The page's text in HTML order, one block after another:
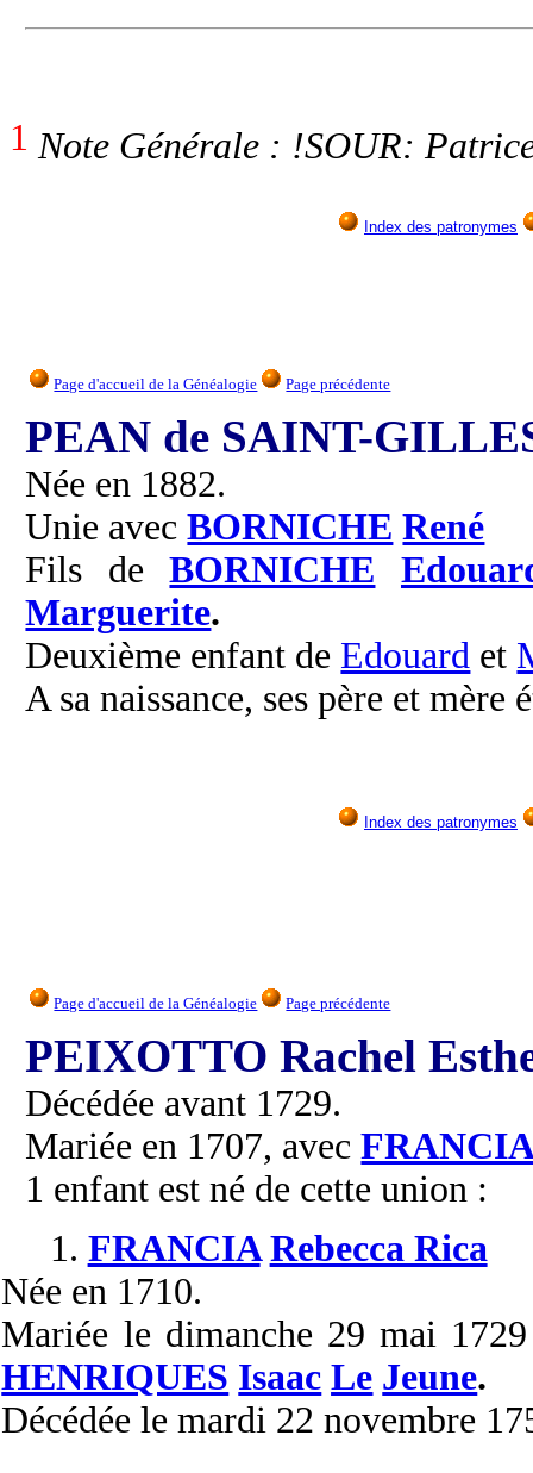
1 Note Générale : !SOUR:
Index des patronymes
Page d'accueil de la Généalogie Page précédente
PEAN de SAINT-
Née en 1882.
Unie avecBORNICHE René
Fils deBORNICHE
Marguerite.
Deuxième enfant de Edouard et
A sa naissance, ses père et mère
Index des patronymes
Page d'accueil de la Généalogie Page précédente
PEIXOTTO Rachel
Décédée avant 1729.
Mariée en 1707, avecFRANCIA
1 enfant est né de cette union :
1. FRANCIA Rebecca Rica
Née en 1710.
Mariée le dimanche 29 mai
HENRIQUES Isaac Le Jeune.
Décédée le mardi 22 novembre